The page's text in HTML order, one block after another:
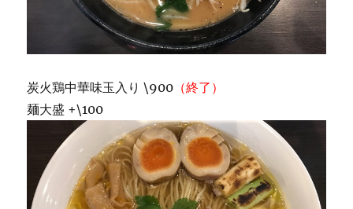
炭火鶏中華味玉入り \900 （終了）
麺大盛 +\100